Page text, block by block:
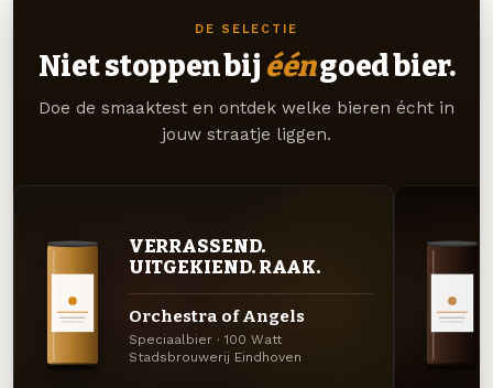
DE SELECTIE
Niet stoppen bij ééngoed bier.
Doe de smaaktest en ontdek welke bieren écht in
jouw straatje liggen.
VERRASSEND.
UITGEKIEND. RAAK.
Orchestra of Angels
Speciaalbier · 100 Watt
Stadsbrouwerij Eindhoven